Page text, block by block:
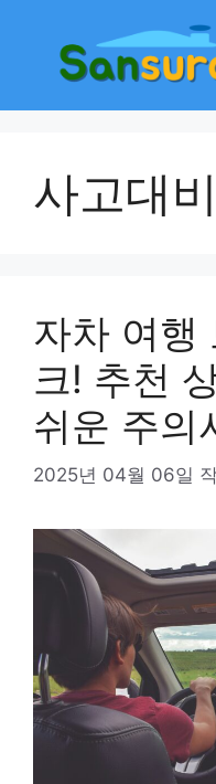
사고대비
자차 여행
크! 추천
쉬운 주의
2025년 04월 06일